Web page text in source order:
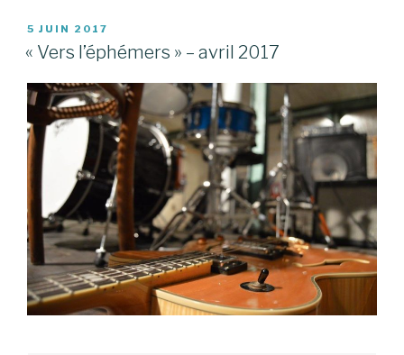
PUBLIÉ
LE
5 JUIN 2017
« Vers l’éphémers » – avril 2017